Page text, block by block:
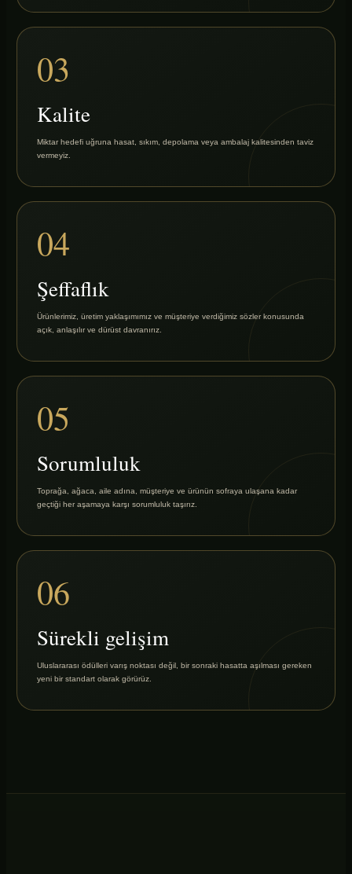
03
Kalite
Miktar hedefi uğruna hasat, sıkım, depolama veya ambalaj kalitesinden taviz
vermeyiz.
04
Şeffaflık
Ürünlerimiz, üretim yaklaşımımız ve müşteriye verdiğimiz sözler konusunda
açık, anlaşılır ve dürüst davranırız.
05
Sorumluluk
Toprağa, ağaca, aile adına, müşteriye ve ürünün sofraya ulaşana kadar
geçtiği her aşamaya karşı sorumluluk taşırız.
06
Sürekli gelişim
Uluslararası ödülleri varış noktası değil, bir sonraki hasatta aşılması gereken
yeni bir standart olarak görürüz.